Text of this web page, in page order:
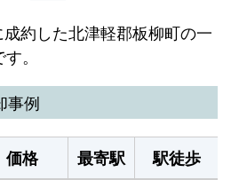
約した北津軽郡板柳町の一
。
事例
価格 最寄駅 駅徒歩